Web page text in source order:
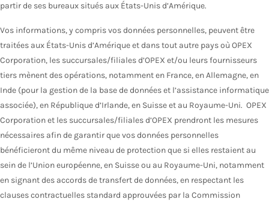
partir de ses bureaux situés aux États-Unis d’Amérique.
Vos informations, y compris vos données personnelles, peuvent être
traitées aux États-Unis d’Amérique et dans tout autre pays où OPEX
Corporation, les succursales/filiales d’OPEX et/ou leurs fournisseurs
tiers mènent des opérations, notamment en France, en Allemagne, en
Inde (pour la gestion de la base de données et l’assistance informatique
associée), en République d’Irlande, en Suisse et au Royaume-Uni. OPEX
Corporation et les succursales/filiales d’OPEX prendront les mesures
nécessaires afin de garantir que vos données personnelles
bénéficieront du même niveau de protection que si elles restaient au
sein de l’Union européenne, en Suisse ou au Royaume-Uni, notamment
en signant des accords de transfert de données, en respectant les
clauses contractuelles standard approuvées par la Commission